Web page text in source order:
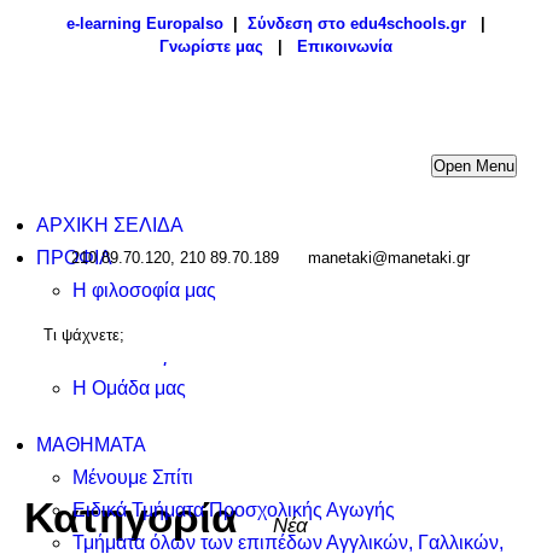
e-learning Europalso Σύνδεση στο edu4schools.gr
Γνωρίστε μας
Επικοινωνία
Open Menu
ΑΡΧΙΚΗ ΣΕΛΙΔΑ
ΠΡΟΦΙΛ
Η φιλοσοφία μας
Η Ομάδα μας
ΜΑΘΗΜΑΤΑ
Μένουμε Σπίτι
Ειδικά Τμήματα Προσχολικής Αγωγής
Τμήματα όλων των επιπέδων Αγγλικών, Γαλλικών,
210 89.70.120, 210 89.70.189 manetaki@manetaki.gr
Κατηγορία Νέα